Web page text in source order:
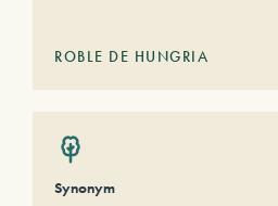
ROBLE DE HUNGRIA
Synonym